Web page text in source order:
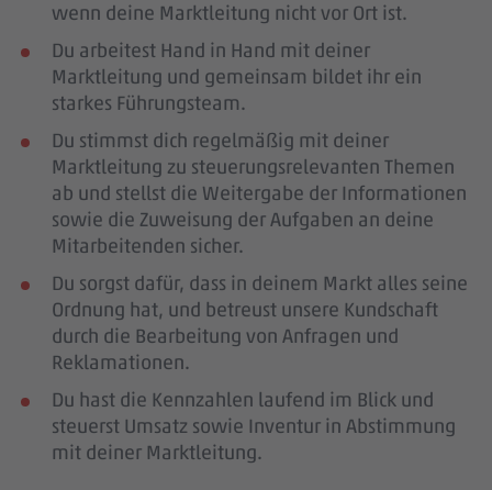
wenn deine Marktleitung nicht vor Ort ist.
Du arbeitest Hand in Hand mit deiner
Marktleitung und gemeinsam bildet ihr ein
starkes Führungsteam.
Du stimmst dich regelmäßig mit deiner
Marktleitung zu steuerungsrelevanten Themen
ab und stellst die Weitergabe der Informationen
sowie die Zuweisung der Aufgaben an deine
Mitarbeitenden sicher.
Du sorgst dafür, dass in deinem Markt alles seine
Ordnung hat, und betreust unsere Kundschaft
durch die Bearbeitung von Anfragen und
Reklamationen.
Du hast die Kennzahlen laufend im Blick und
steuerst Umsatz sowie Inventur in Abstimmung
mit deiner Marktleitung.